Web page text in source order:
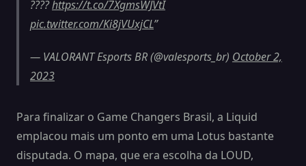
????https://t.co/7XgmsWJVtI
pic.twitter.com/Ki8jVUxjCL
— VALORANT Esports BR (@valesports_br) October 2,
2023
Para finalizar o Game Changers Brasil, a Liquid
emplacou mais um ponto em uma Lotus bastante
disputada. O mapa, que era escolha da LOUD,